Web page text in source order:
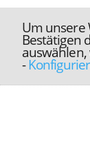
Um unsere
Bestätigen
-